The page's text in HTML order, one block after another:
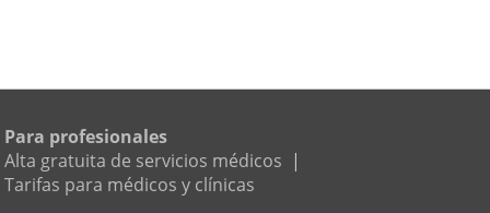
Para profesionales
Alta gratuita de servicios médicos |
Tarifas para médicos y clínicas